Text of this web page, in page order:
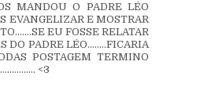
MANDOU O PADRE LÉO
EVANGELIZAR E MOSTRAR
EU FOSSE RELATAR
DO PADRE LÉO........FICARIA
POSTAGEM TERMINO
<3